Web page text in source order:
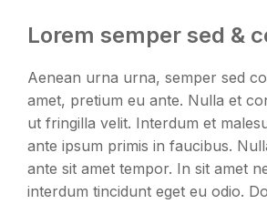
Lorem semper sed &
Aenean urna urna, semper sed
amet, pretium eu ante. Nulla et
ut fringilla velit. Interdum et
ante ipsum primis in faucibus.
ante sit amet tempor. In sit amet
interdum tincidunt eget eu odio.